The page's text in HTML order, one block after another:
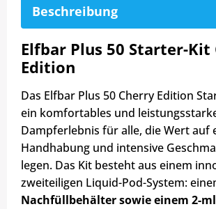
Beschreibung
Elfbar Plus 50 Starter-Kit
Edition
Das Elfbar Plus 50 Cherry Edition
ein komfortables und
Dampferlebnis für alle, die Wert auf
Handhabung und intensive
legen. Das Kit besteht aus einem
zweiteiligen Liquid-Pod-System:
Nachfüllbehälter sowie einem 2-